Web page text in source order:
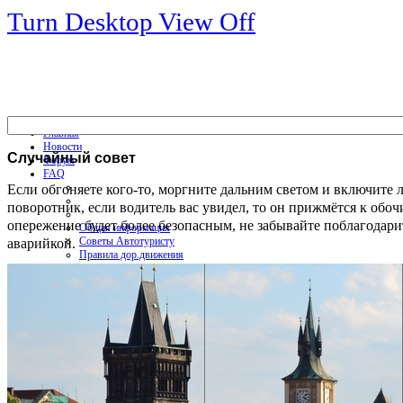
Turn Desktop View Off
Главная
Новости
Форум
FAQ
Общая информация
Советы Автотуристу
Правила дор.движения
Карты и путеводители
Интерактивная карта
Карты платных дорог
Карта сайта
Случайный совет
Если обгоняете кого-то, моргните дальним светом и включите
поворотник, если водитель вас увидел, то он прижмётся к
опережение будет более безопасным, не забывайте
аварийкой.